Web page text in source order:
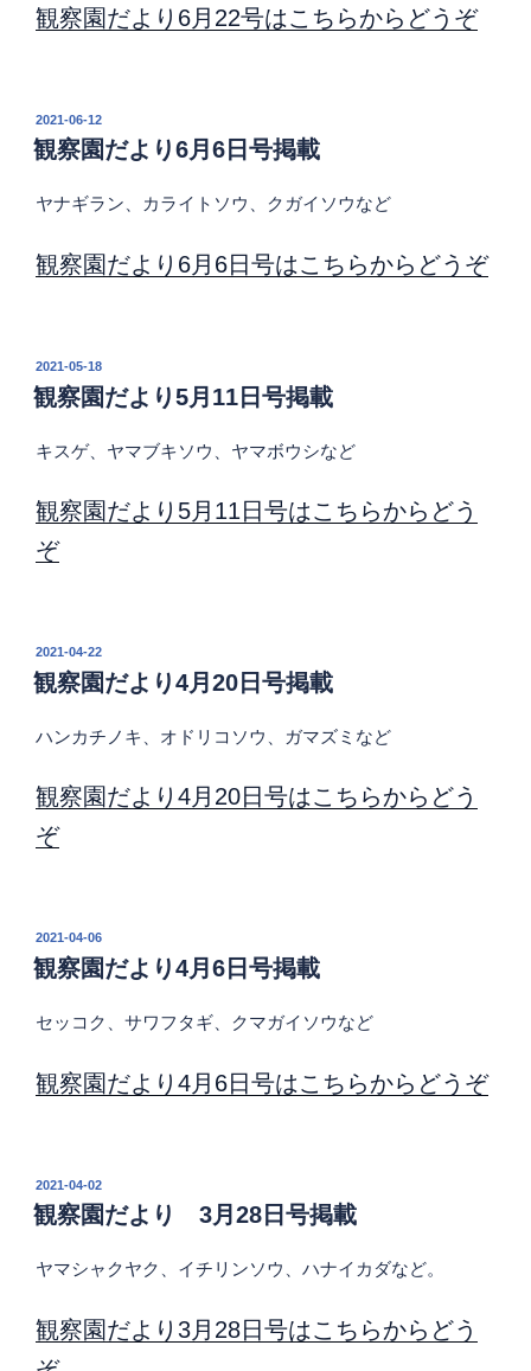
観察園だより6月22号はこちらからどうぞ
投
稿
日:
2021-06-12
観察園だより6月6日号掲載
ヤナギラン、カライトソウ、クガイソウなど
観察園だより6月6日号はこちらからどうぞ
投
稿
日:
2021-05-18
観察園だより5月11日号掲載
キスゲ、ヤマブキソウ、ヤマボウシなど
観察園だより5月11日号はこちらからどう
ぞ
投
稿
日:
2021-04-22
観察園だより4月20日号掲載
ハンカチノキ、オドリコソウ、ガマズミなど
観察園だより4月20日号はこちらからどう
ぞ
投
稿
日:
2021-04-06
観察園だより4月6日号掲載
セッコク、サワフタギ、クマガイソウなど
観察園だより4月6日号はこちらからどうぞ
投
稿
日:
2021-04-02
観察園だより 3月28日号掲載
ヤマシャクヤク、イチリンソウ、ハナイカダなど。
観察園だより3月28日号はこちらからどう